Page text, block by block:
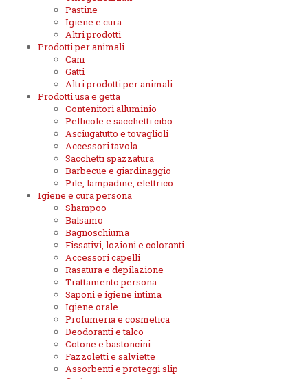
Pastine
Igiene e cura
Altri prodotti
Prodotti per animali
Cani
Gatti
Altri prodotti per animali
Prodotti usa e getta
Contenitori alluminio
Pellicole e sacchetti cibo
Asciugatutto e tovaglioli
Accessori tavola
Sacchetti spazzatura
Barbecue e giardinaggio
Pile, lampadine, elettrico
Igiene e cura persona
Shampoo
Balsamo
Bagnoschiuma
Fissativi, lozioni e coloranti
Accessori capelli
Rasatura e depilazione
Trattamento persona
Saponi e igiene intima
Igiene orale
Profumeria e cosmetica
Deodoranti e talco
Cotone e bastoncini
Fazzoletti e salviette
Assorbenti e proteggi slip